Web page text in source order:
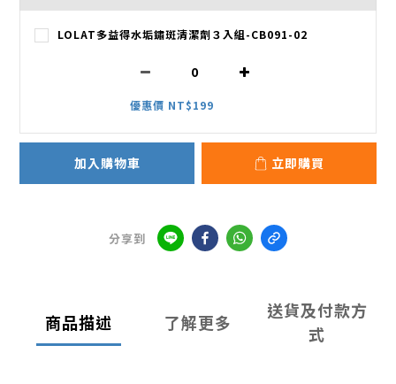
LOLAT多益得水垢鏽斑清潔劑３入組-CB091-02
優惠價 NT$199
加入購物車 立即購買
分享到
商品描述 了解更多
送貨及付款方
式